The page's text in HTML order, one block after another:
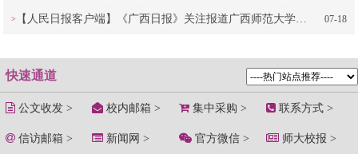
​【人民日报客户端】《广西日报》关注报道广西师范大学出版社出版的《古灵魂》获第九届鲁迅文学奖 07-18
快速通道
公文收发 > 校内邮箱 > 集中采购 > 联系方式 >
信访邮箱 > 新闻网 > 官方微信 > 师大校报 >